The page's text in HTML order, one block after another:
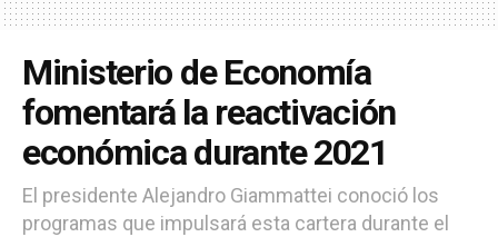
Ministerio de Economía
fomentará la reactivación
económica durante 2021
El presidente Alejandro Giammattei conoció los
programas que impulsará esta cartera durante el